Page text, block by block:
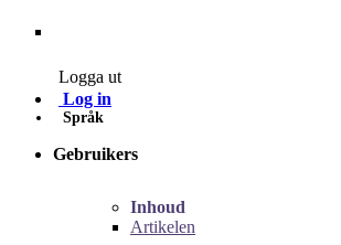
Logga ut
Log in
Språk
Gebruikers
Inhoud
Artikelen